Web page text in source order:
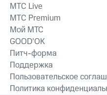
MTС Live
MTС Premium
Мой МТС
GOOD’OK
Питч-форма
Поддержка
Пользовательское
Политика